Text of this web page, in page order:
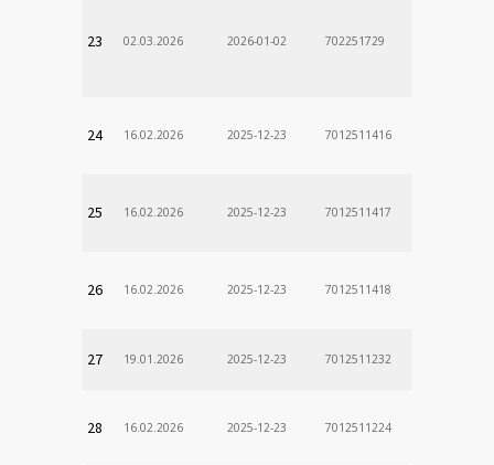
23 02.03.2026 2026-01-02 702251729
24 16.02.2026 2025-12-23 7012511416
25 16.02.2026 2025-12-23 7012511417
26 16.02.2026 2025-12-23 7012511418
27 19.01.2026 2025-12-23 7012511232
28 16.02.2026 2025-12-23 7012511224